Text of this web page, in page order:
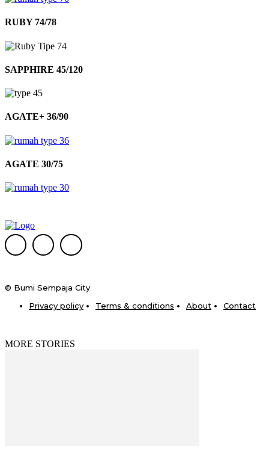
RUBY 74/78
SAPPHIRE 45/120
AGATE+ 36/90
AGATE 30/75
© Bumi Sempaja City
Privacy policy
Terms & conditions About Contact
MORE STORIES